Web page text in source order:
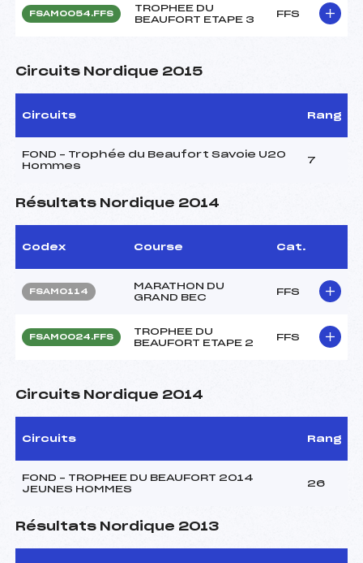
FSAM0054.FFS
TROPHEE DU
BEAUFORT ETAPE 3
FFS
Circuits Nordique 2015
Circuits Rang
FOND – Trophée du Beaufort Savoie U20
Hommes
7
Résultats Nordique 2014
Codex Course Cat.
FSAM0114
MARATHON DU
GRAND BEC
FFS
FSAM0024.FFS
TROPHEE DU
BEAUFORT ETAPE 2
FFS
Circuits Nordique 2014
Circuits Rang
FOND – TROPHEE DU BEAUFORT 2014
JEUNES HOMMES
26
Résultats Nordique 2013